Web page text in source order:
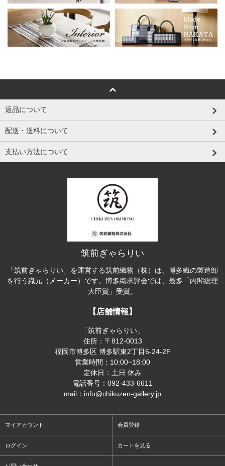
返品について
配送・送料について
支払い方法について
筑前ぎゃらりい
「筑前ぎゃらりい」を運営する筑前織物（株）は、博多織の製造卸
を行う織元（メーカー）です。博多織求評会では、最多「内閣総理
大臣賞」受賞。
【店舗情報】
「筑前ぎゃらりい」
住所：〒812-0013
福岡市博多区 博多駅東2丁目6-24-2F
営業時間：10:00~18:00
定休日：土日 休み
電話番号：092-433-6611
mail：info@chikuzen-gallery.jp
マイアカウント 会員登録
ログイン カートを見る